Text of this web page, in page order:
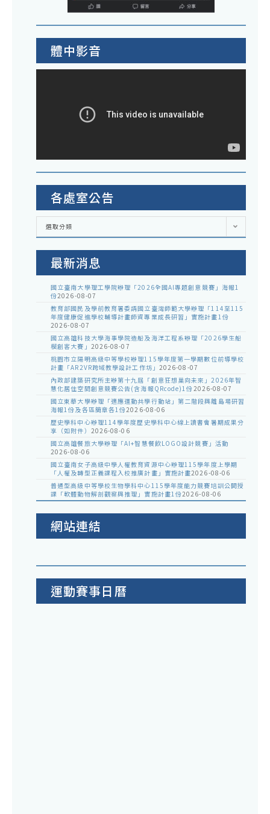
體中影音
各處室公告
各
室
選取分類
最新消息
國立臺南大學理工學院辦理「2026全國AI專題創意競賽」海報1
份2026-08-07
教育部國民及學前教育署委請國立臺灣師範大學辦理「114至115
年度健康促進學校輔導計畫師資專業成長研習」實施計畫1份
2026-08-07
國立高雄科技大學海事學院造船及海洋工程系辦理「2026學生船
模創客大賽」 2026-08-07
桃園市立陽明高級中等學校辦理115學年度第一學期數位前導學校
計畫「AR2VR跨域教學設計工作坊」 2026-08-07
內政部建築研究所主辦第十九屆「創意狂想巢向未來」2026年智
慧化居住空間創意競賽公告(含海報QRcode)1份2026-08-07
國立東華大學辦理「適應運動共學行動站」第二階段與離島場研習
海報1份及各區簡章各1份2026-08-06
歷史學科中心辦理114學年度歷史學科中心線上讀書會暑期成果分
享（如附件） 2026-08-06
國立高雄餐旅大學辦理「AI+智慧餐飲LOGO設計競賽」活動
2026-08-06
國立臺南女子高級中學人權教育資源中心辦理115學年度上學期
「人權及轉型正義課程入校推廣計畫」實施計畫2026-08-06
普通型高級中等學校生物學科中心115學年度能力競賽培訓公開授
課「軟體動物解剖觀察與推理」實施計畫1份2026-08-06
網站連結
運動賽事日曆